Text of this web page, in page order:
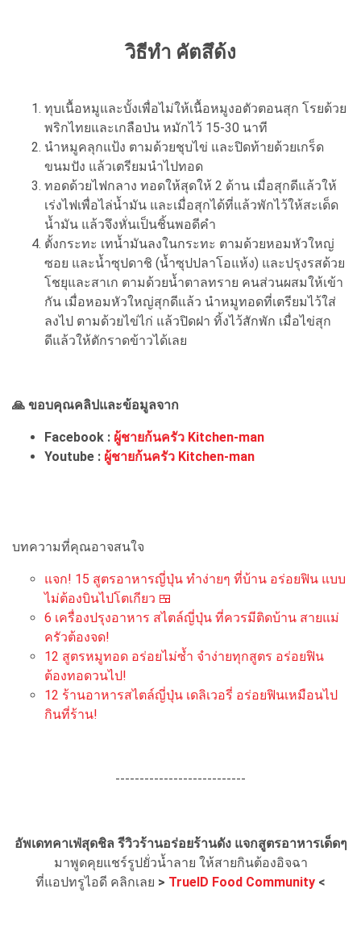
วิธีทำ คัตสึด้ง
ทุบเนื้อหมูและบั้งเพื่อไม่ให้เนื้อหมูงอตัวตอนสุก โรยด้วย
พริกไทยและเกลือป่น หมักไว้ 15-30 นาที
นำหมูคลุกแป้ง ตามด้วยชุบไข่ และปิดท้ายด้วยเกร็ด
ขนมปัง แล้วเตรียมนำไปทอด
ทอดด้วยไฟกลาง ทอดให้สุดให้ 2 ด้าน เมื่อสุกดีแล้วให้
เร่งไฟเพื่อไล่น้ำมัน และเมื่อสุกได้ที่แล้วพักไว้ให้สะเด็ด
น้ำมัน แล้วจึงหั่นเป็นชิ้นพอดีคำ
ตั้งกระทะ เทน้ำมันลงในกระทะ ตามด้วยหอมหัวใหญ่
ซอย และน้ำซุปดาชิ (น้ำซุปปลาโอแห้ง) และปรุงรสด้วย
โชยุและสาเก ตามด้วยน้ำตาลทราย คนส่วนผสมให้เข้า
กัน เมื่อหอมหัวใหญ่สุกดีแล้ว นำหมูทอดที่เตรียมไว้ใส่
ลงไป ตามด้วยไข่ไก่ แล้วปิดฝา ทิ้งไว้สักพัก เมื่อไข่สุก
ดีแล้วให้ตักราดข้าวได้เลย
🙏 ขอบคุณคลิปและข้อมูลจาก
Facebook : ผู้ชายก้นครัว Kitchen-man
Youtube : ผู้ชายก้นครัว Kitchen-man
บทความที่คุณอาจสนใจ
แจก! 15 สูตรอาหารญี่ปุ่น ทำง่ายๆ ที่บ้าน อร่อยฟิน แบบ
ไม่ต้องบินไปโตเกียว 🍱
6 เครื่องปรุงอาหาร สไตล์ญี่ปุ่น ที่ควรมีติดบ้าน สายแม่
ครัวต้องจด!
12 สูตรหมูทอด อร่อยไม่ซ้ำ จำง่ายทุกสูตร อร่อยฟิน
ต้องทอดวนไป!
12 ร้านอาหารสไตล์ญี่ปุ่น เดลิเวอรี่ อร่อยฟินเหมือนไป
กินที่ร้าน!
---------------------------
อัพเดทคาเฟ่สุดชิล รีวิวร้านอร่อยร้านดัง แจกสูตรอาหารเด็ดๆ
มาพูดคุยแชร์รูปยั่วน้ำลาย ให้สายกินต้องอิจฉา
ที่แอปทรูไอดี คลิกเลย > TrueID Food Community <